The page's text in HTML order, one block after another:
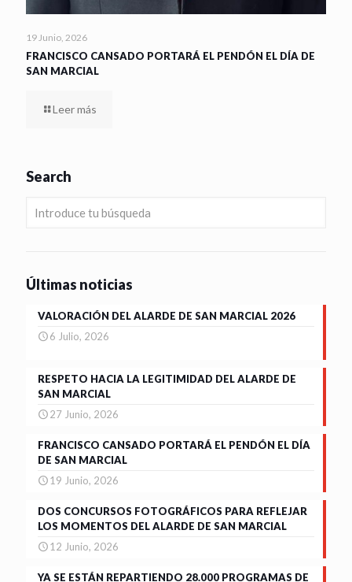
19 Junio, 2026
FRANCISCO CANSADO PORTARÁ EL PENDÓN EL DÍA DE
SAN MARCIAL
Leer más
Search
Últimas noticias
VALORACIÓN DEL ALARDE DE SAN MARCIAL 2026
6 Julio, 2026
RESPETO HACIA LA LEGITIMIDAD DEL ALARDE DE
SAN MARCIAL
27 Junio, 2026
FRANCISCO CANSADO PORTARÁ EL PENDÓN EL DÍA
DE SAN MARCIAL
19 Junio, 2026
DOS CONCURSOS FOTOGRÁFICOS PARA REFLEJAR
LOS MOMENTOS DEL ALARDE DE SAN MARCIAL
12 Junio, 2026
YA SE ESTÁN REPARTIENDO 28.000 PROGRAMAS DE